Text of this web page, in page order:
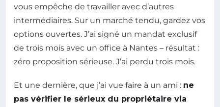
vous empêche de travailler avec d’autres
intermédiaires. Sur un marché tendu, gardez vos
options ouvertes. J’ai signé un mandat exclusif
de trois mois avec un office à Nantes – résultat :
zéro proposition sérieuse. J’ai perdu trois mois.
Et une dernière, que j’ai vue faire à un ami : ne
pas vérifier le sérieux du propriétaire via